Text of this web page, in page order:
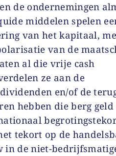
de ondernemingen
middelen spelen
van het kapitaal,
van de
al die vrije cash
ze aan de
en/of de
hebben die berg geld
tekort op de
in de niet-